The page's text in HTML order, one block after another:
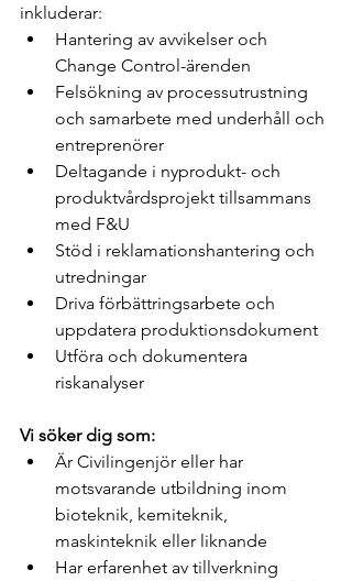
inkluderar:
Hantering av avvikelser och
Change Control-ärenden
Felsökning av processutrustning
och samarbete med underhåll och
entreprenörer
Deltagande i nyprodukt- och
produktvårdsprojekt tillsammans
med F&U
Stöd i reklamationshantering och
utredningar
Driva förbättringsarbete och
uppdatera produktionsdokument
Utföra och dokumentera
riskanalyser
Vi söker dig som:
Är Civilingenjör eller har
motsvarande utbildning inom
bioteknik, kemiteknik,
maskinteknik eller liknande
Har erfarenhet av tillverkning